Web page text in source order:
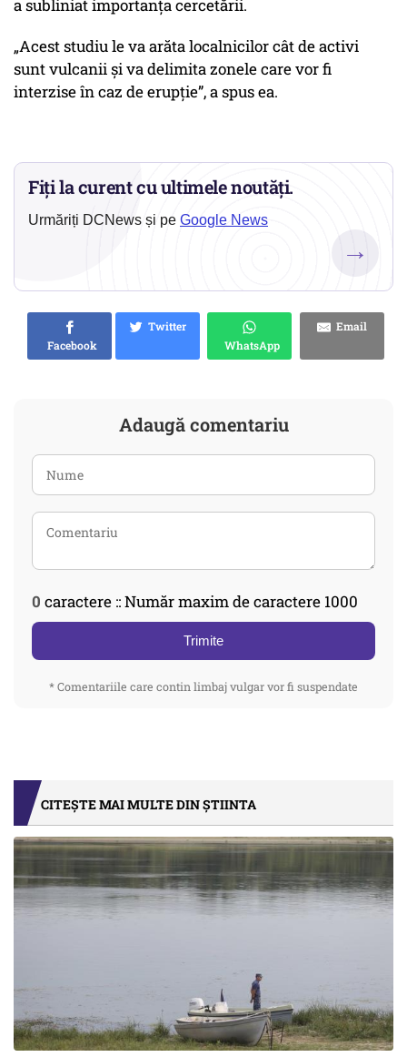
a subliniat importanța cercetării.
„Acest studiu le va arăta localnicilor cât de activi
sunt vulcanii și va delimita zonele care vor fi
interzise în caz de erupție”, a spus ea.
Fiți la curent cu ultimele noutăți.
Urmăriți DCNews și pe Google News
→
Facebook
Twitter
WhatsApp
Email
Adaugă comentariu
0 caractere :: Număr maxim de caractere 1000
Trimite
* Comentariile care contin limbaj vulgar vor fi suspendate
CITEȘTE MAI MULTE DIN ȘTIINTA